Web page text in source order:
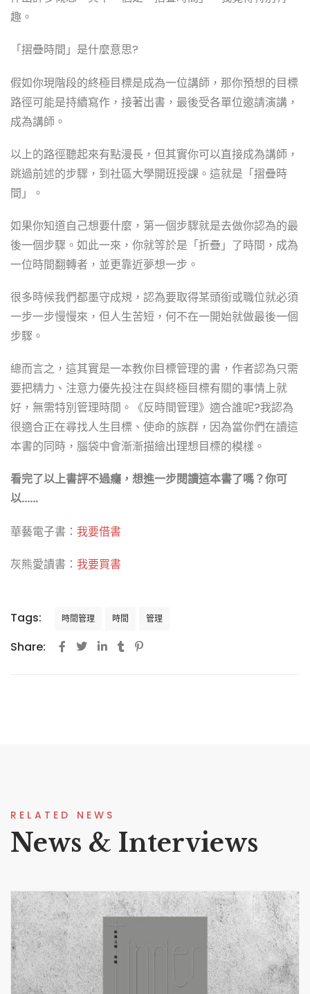
趣。
「摺疊時間」是什麼意思?
假如你現階段的終極目標是成為一位講師，那你預想的目標
路徑可能是持續寫作，接著出書，最後受各單位邀請演講，
成為講師。
以上的路徑聽起來有點漫長，但其實你可以直接成為講師，
跳過前述的步驟，到社區大學開班授課。這就是「摺疊時
間」。
如果你知道自己想要什麼，第一個步驟就是去做你認為的最
後一個步驟。如此一來，你就等於是「折疊」了時間，成為
一位時間翻轉者，並更靠近夢想一步。
很多時候我們都墨守成規，認為要取得某頭銜或職位就必須
一步一步慢慢來，但人生苦短，何不在一開始就做最後一個
步驟。
總而言之，這其實是一本教你目標管理的書，作者認為只需
要把精力、注意力優先投注在與終極目標有關的事情上就
好，無需特別管理時間。《反時間管理》適合誰呢?我認為
很適合正在尋找人生目標、使命的族群，因為當你們在讀這
本書的同時，腦袋中會漸漸描繪出理想目標的模樣。
看完了以上書評不過癮，想進一步閱讀這本書了嗎？你可
以……
華藝電子書： 我要借書
灰熊愛讀書： 我要買書
Tags: 時間管理 時間 管理
Share:
RELATED NEWS
News & Interviews